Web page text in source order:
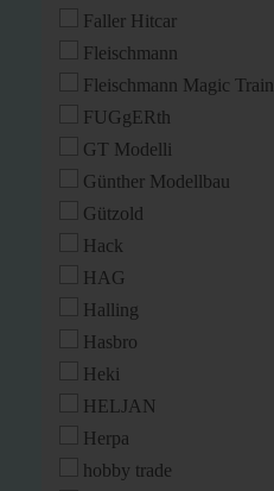
Faller Hitcar
Fleischmann
Fleischmann Magic Train
FUGgERth
GT Modelli
Günther Modellbau
Gützold
Hack
HAG
Halling
Hasbro
Heki
HELJAN
Herpa
hobby trade